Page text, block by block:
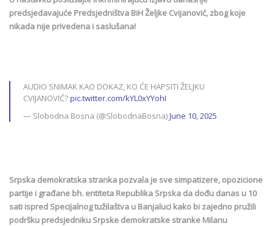
predsjedavajuće Predsjedništva BiH Željke Cvijanović, zbog koje
nikada nije privedena i saslušana!
AUDIO SNIMAK KAO DOKAZ, KO ĆE HAPSITI ŽELJKU
CVIJANOVIĆ?pic.twitter.com/kYL0xYYohI
— Slobodna Bosna (@SlobodnaBosna)June 10, 2025
Srpska demokratska stranka pozvala je sve simpatizere, opozicione
partije i građane bh. entiteta Republika Srpska da dođu danas u 10
sati ispred Specijalnog tužilaštva u Banjaluci kako bi zajedno pružili
podršku predsjedniku Srpske demokratske stranke Milanu